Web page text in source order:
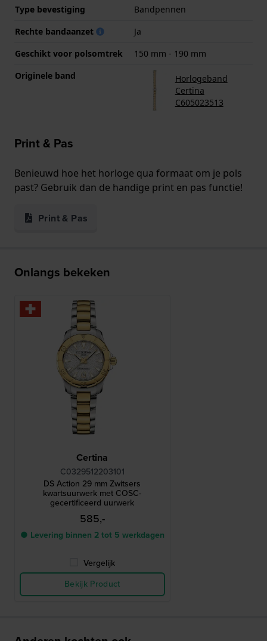
Type bevestiging
Bandpennen
Rechte bandaanzet
Ja
Geschikt voor polsomtrek
150 mm - 190 mm
Originele band
Horlogeband
Certina
C605023513
Print & Pas
Benieuwd hoe het horloge qua formaat om je pols
past? Gebruik dan de handige print en pas functie!
Print & Pas
Onlangs bekeken
Certina
C0329512203101
DS Action 29 mm Zwitsers
kwartsuurwerk met COSC-
gecertificeerd uurwerk
585,-
● Levering binnen 2 tot 5 werkdagen
Vergelijk
Bekijk Product